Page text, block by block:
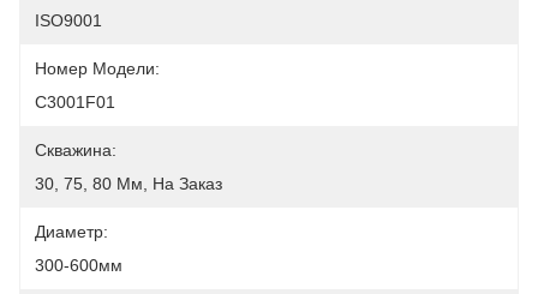
ISO9001
Номер Модели:
C3001F01
Скважина:
30, 75, 80 Мм, На Заказ
Диаметр:
300-600мм